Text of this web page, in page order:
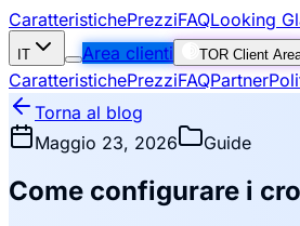
CaratteristichePrezziFAQLooking
IT Area clienti TOR Client
CaratteristichePrezziFAQPartner
Torna al blog
Maggio 23, 2026
Guide
Come configurare i